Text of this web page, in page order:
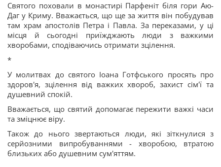
Святого поховали в монастирі Парфеніт біля гори Аю-
Даг у Криму. Вважається, що ще за життя він побудував
там храм апостолів Петра і Павла. За переказами, у ці
місця й сьогодні приїжджають люди з важкими
хворобами, сподіваючись отримати зцілення.
*
У молитвах до святого Іоана Готфського просять про
здоров'я, зцілення від важких хвороб, захист сім'ї та
душевний спокій.
Вважається, що святий допомагає пережити важкі часи
та зміцнює віру.
Також до нього звертаються люди, які зіткнулися з
серйозними випробуваннями - хворобою, втратою
близьких або душевним сум'яттям.